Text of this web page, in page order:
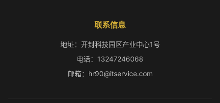
联系信息
地址：开封科技园区产业中心1号
电话：13247246068
邮箱：hr90@itservice.com